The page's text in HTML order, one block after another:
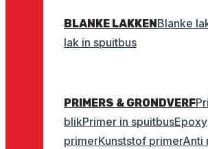
BLANKE LAKKENBlanke
lak in spuitbus
PRIMERS & GRONDVERF
blikPrimer in spuitbusEpoxy
primerKunststof primerAnti